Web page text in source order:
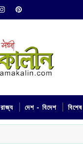
রাজ্য দেশ - বিদেশ